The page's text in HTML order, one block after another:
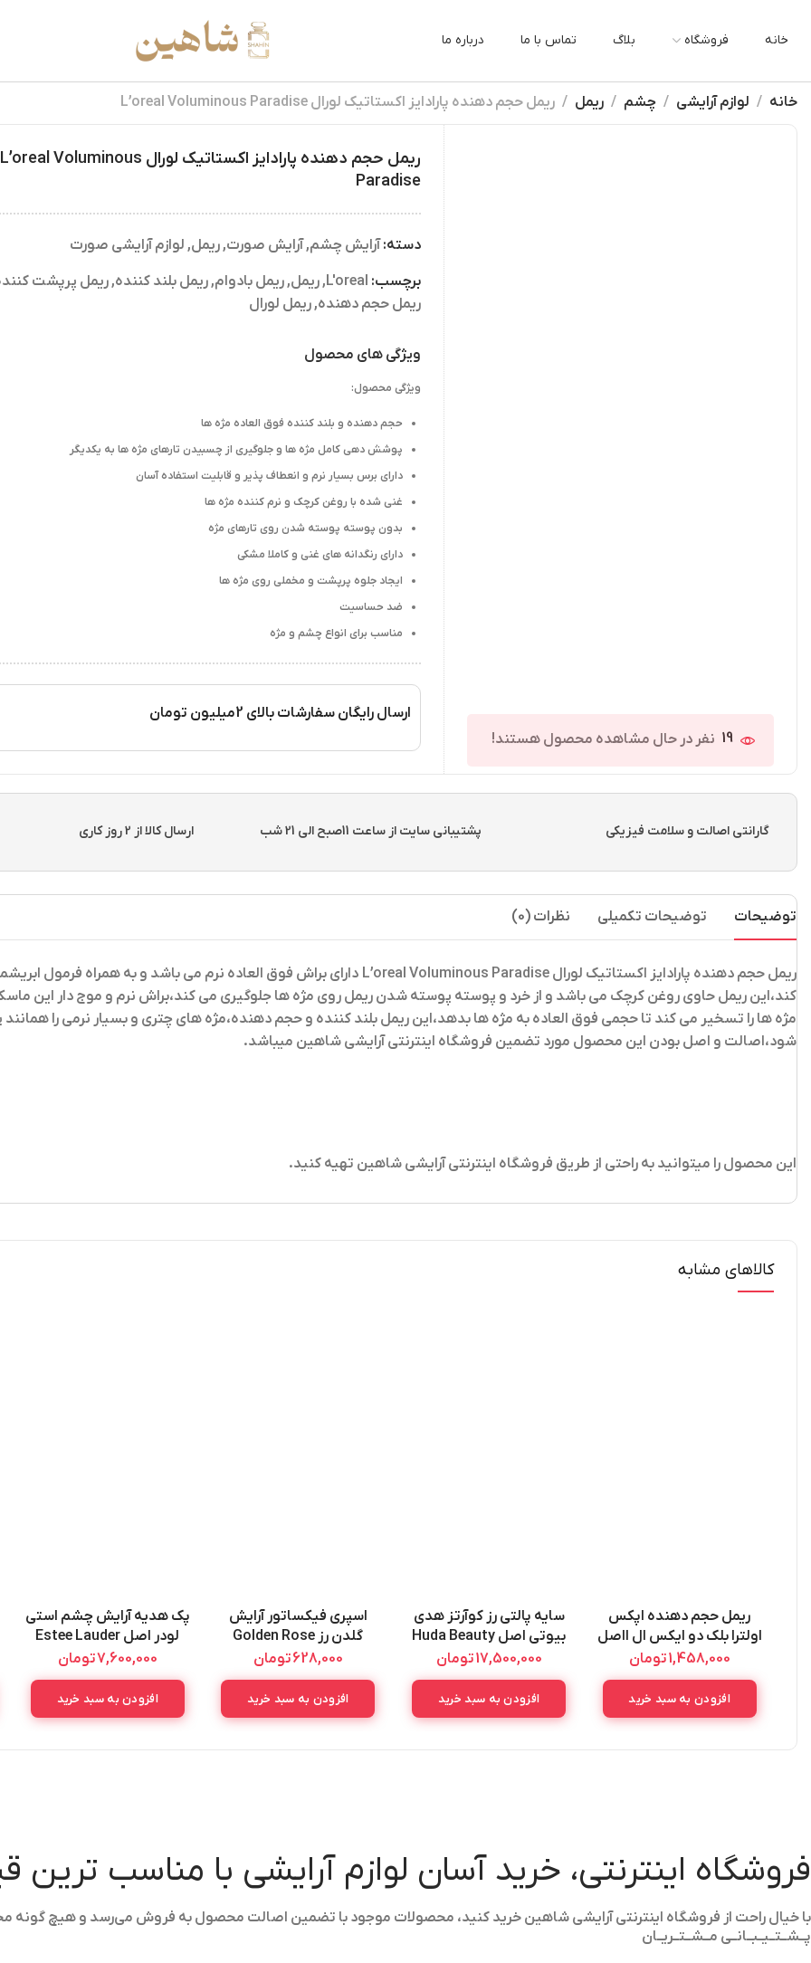
خانه فروشگاه بلاگ تماس با ما درباره ما
خانه لوازم آرایشی چشم ریمل ریمل حجم دهنده پارادایز اکستاتیک لورال L’oreal Voluminous Paradise
19 نفر در حال مشاهده محصول هستند!
ریمل حجم دهنده پارادایز اکستاتیک لورال L’oreal Voluminous
Paradise
دسته:آرایش چشم,آرایش صورت, ریمل, لوازم آرایشی صورت
برچسب: L'oreal
, ریمل, ریمل بادوام, ریمل بلند کننده, ریمل پرپشت
ریمل حجم دهنده, ریمل لورال
ویژگی های محصول
ویژگی محصول:
حجم دهنده و بلند کننده فوق العاده مژه ها
پوشش دهی کامل مژه ها و جلوگیری از چسبیدن تارهای مژه ها به یکدیگر
دارای برس بسیار نرم و انعطاف پذیر و قابلیت استفاده آسان
غنی شده با روغن کرچک و نرم کننده مژه ها
بدون پوسته پوسته شدن روی تارهای مژه
دارای رنگدانه های غنی و کاملا مشکی
ایجاد جلوه پرپشت و مخملی روی مژه ها
ضد حساسیت
مناسب برای انواع چشم و مژه
ارسال رایگان سفارشات بالای 2میلیون تومان
گارانتی اصالت و سلامت فیزیکی پشتیبانی سایت از ساعت 11صبح الی 21 شب ارسال کالا از 2 روز کاری
توضیحات توضیحات تکمیلی نظرات (0)
ریمل حجم دهنده پارادایز اکستاتیک لورال L’oreal Voluminous Paradise
دارای براش فوق العاده نرم می باشد و به همراه فرمول
مژه ها را تسخیر می کند تا حجمی فوق العاده به مژه ها بدهد،این ریمل بلند کننده و حجم دهنده،مژه های چتری و بسیار نرمی را
شود،اصالت و اصل بودن این محصول مورد تضمین فروشگاه اینترنتی آرایشی شاهین میباشد.
این محصول را میتوانید به راحتی از طریق فروشگاه اینترنتی آرایشی شاهین تهیه کنید.
کالاهای مشابه
ریمل حجم دهنده اپکس
اولترا بلک دو ایکس ال ااصل
Apex White XXL Ultra
Black
1,458,000تومان
افزودن به سبد خرید
سایه پالتی رز کوآرتز هدی
بیوتی اصل Huda Beauty
Roz Quartz
17,500,000تومان
افزودن به سبد خرید
اسپری فیکساتور آرایش
گلدن رز Golden Rose
Fixing Spray
628,000تومان
افزودن به سبد خرید
پک هدیه آرایش چشم استی
لودر اصل Estee Lauder
Pack Gift
7,600,000تومان
افزودن به سبد خرید
فروشگاه اینترنتی، خرید آسان لوازم آرایشی با مناسب ترین
با خیال راحت از فروشگاه اینترنتی آرایشی شاهین خرید کنید، محصولات موجود با تضمین اصالت محصول به فروش می‌رسد و هیچ
پــشــتــیــبــانــی مــشــتــریــان